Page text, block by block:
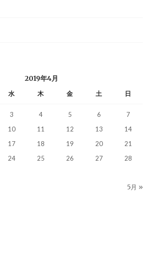
2019年4月
水 木 金 土 日
3 4 5 6
7
10 11 12 13
14
17 18 19 20
21
24 25 26 27
28
5月 »